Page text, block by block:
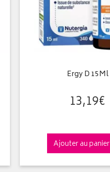
Ergy D 15Ml
13,19€
Ajouter au panier